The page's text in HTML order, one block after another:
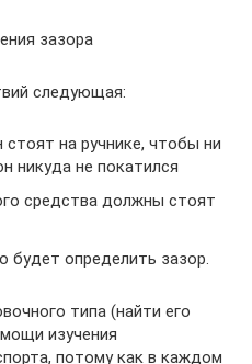
зазора
следующая:
на ручнике, чтобы ни
никуда не покатился
средства должны стоят
определить зазор.
типа (найти его
изучения
потому как в каждом